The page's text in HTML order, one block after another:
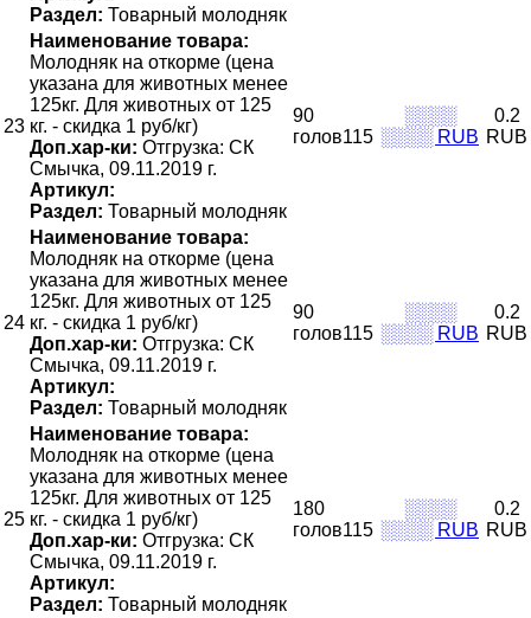
Раздел: Товарный молодняк
23
Наименование товара:
Молодняк на откорме (цена
указана для животных менее
125кг. Для животных от 125
кг. - скидка 1 руб/кг)
Доп.хар-ки: Отгрузка: СК
Смычка, 09.11.2019 г.
Артикул:
Раздел: Товарный молодняк
90
голов115
░░░░
░░░░ RUB
0.2
RUB
24
Наименование товара:
Молодняк на откорме (цена
указана для животных менее
125кг. Для животных от 125
кг. - скидка 1 руб/кг)
Доп.хар-ки: Отгрузка: СК
Смычка, 09.11.2019 г.
Артикул:
Раздел: Товарный молодняк
90
голов115
░░░░
░░░░ RUB
0.2
RUB
25
Наименование товара:
Молодняк на откорме (цена
указана для животных менее
125кг. Для животных от 125
кг. - скидка 1 руб/кг)
Доп.хар-ки: Отгрузка: СК
Смычка, 09.11.2019 г.
Артикул:
Раздел: Товарный молодняк
180
голов115
░░░░
░░░░ RUB
0.2
RUB